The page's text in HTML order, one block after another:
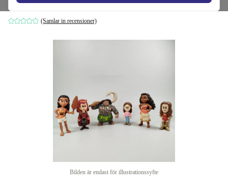
večbarven
(Samlar in recensioner)
Bilden är endast för illustrationssyfte